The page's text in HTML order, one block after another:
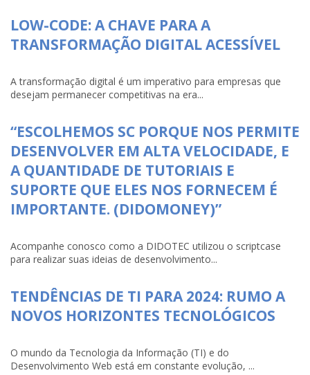
LOW-CODE: A CHAVE PARA A
TRANSFORMAÇÃO DIGITAL ACESSÍVEL
A transformação digital é um imperativo para empresas que
desejam permanecer competitivas na era...
“ESCOLHEMOS SC PORQUE NOS PERMITE
DESENVOLVER EM ALTA VELOCIDADE, E
A QUANTIDADE DE TUTORIAIS E
SUPORTE QUE ELES NOS FORNECEM É
IMPORTANTE. (DIDOMONEY)”
Acompanhe conosco como a DIDOTEC utilizou o scriptcase
para realizar suas ideias de desenvolvimento...
TENDÊNCIAS DE TI PARA 2024: RUMO A
NOVOS HORIZONTES TECNOLÓGICOS
O mundo da Tecnologia da Informação (TI) e do
Desenvolvimento Web está em constante evolução, ...